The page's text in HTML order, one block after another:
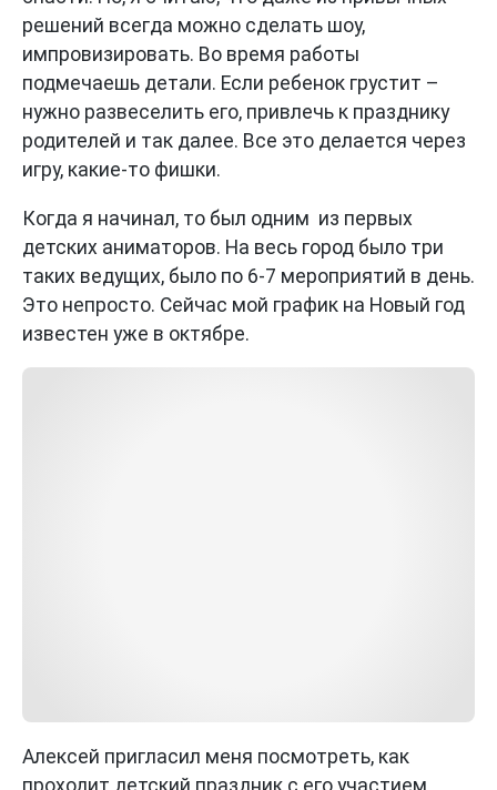
решений всегда можно сделать шоу,
импровизировать. Во время работы
подмечаешь детали. Если ребенок грустит –
нужно развеселить его, привлечь к празднику
родителей и так далее. Все это делается через
игру, какие-то фишки.
Когда я начинал, то был одним из первых
детских аниматоров. На весь город было три
таких ведущих, было по 6-7 мероприятий в день.
Это непросто. Сейчас мой график на Новый год
известен уже в октябре.
Алексей пригласил меня посмотреть, как